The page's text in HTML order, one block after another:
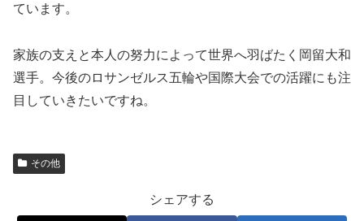
ています。
家族の支えと本人の努力によって世界へ羽ばたく岡留大和
選手。今後のロサンゼルス五輪や国際大会での活躍にも注
目していきたいですね。
その他
シェアする